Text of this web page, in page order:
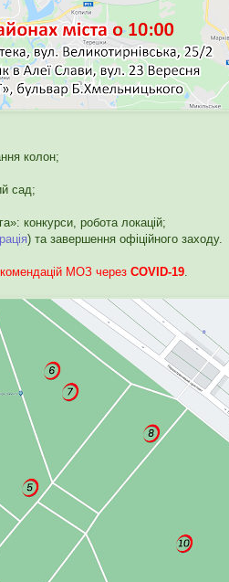
колон;
сад;
конкурси, робота локацій;
) та завершення офіційного заходу.
МОЗ через COVID-19